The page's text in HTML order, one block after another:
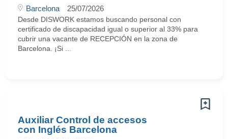
Barcelona 25/07/2026
Desde DISWORK estamos buscando personal con
certificado de discapacidad igual o superior al 33% para
cubrir una vacante de RECEPCIÓN en la zona de
Barcelona. ¡Si ...
Auxiliar Control de accesos
con Inglés Barcelona